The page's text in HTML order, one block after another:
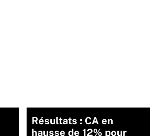
Résultats : CA en
hausse de 12% pour